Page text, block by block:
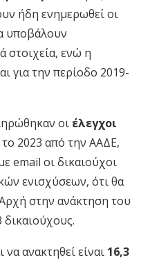
ήδη ενημερωθεί οι
υποβάλουν
στοιχεία, ενώ η
για την περίοδο 2019-
οι έλεγχοι
το 2023 από την ΑΑΔΕ,
email οι δικαιούχοι
ενισχύσεων, ότι θα
στην ανάκτηση του
δικαιούχους.
ανακτηθεί είναι 16,3